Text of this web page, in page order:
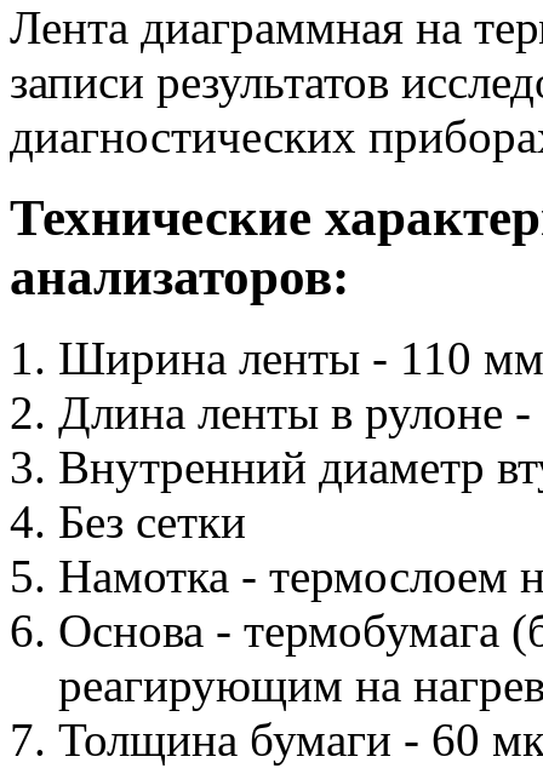
Лента диаграммная на
записи результатов
диагностических
Технические
анализаторов:
Ширина ленты - 110 мм
Длина ленты в рулоне
Внутренний диаметр
Без сетки
Намотка - термослоем
Основа - термобумага
реагирующим на
Толщина бумаги - 60